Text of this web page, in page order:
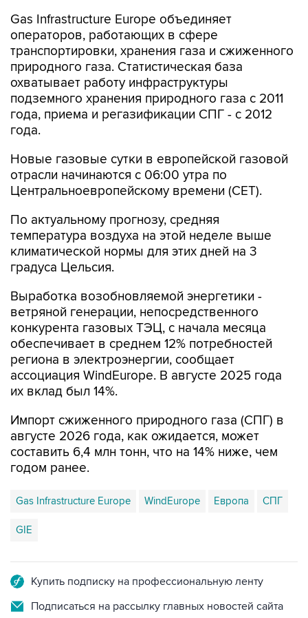
Gas Infrastructure Europe объединяет
операторов, работающих в сфере
транспортировки, хранения газа и сжиженного
природного газа. Статистическая база
охватывает работу инфраструктуры
подземного хранения природного газа с 2011
года, приема и регазификации СПГ - с 2012
года.
Новые газовые сутки в европейской газовой
отрасли начинаются c 06:00 утра по
Центральноевропейскому времени (CET).
По актуальному прогнозу, средняя
температура воздуха на этой неделе выше
климатической нормы для этих дней на 3
градуса Цельсия.
Выработка возобновляемой энергетики -
ветряной генерации, непосредственного
конкурента газовых ТЭЦ, с начала месяца
обеспечивает в среднем 12% потребностей
региона в электроэнергии, сообщает
ассоциация WindEurope. В августе 2025 года
их вклад был 14%.
Импорт сжиженного природного газа (СПГ) в
августе 2026 года, как ожидается, может
составить 6,4 млн тонн, что на 14% ниже, чем
годом ранее.
Gas Infrastructure Europe WindEurope Европа СПГ
GIE
Купить подписку на профессиональную ленту
Подписаться на рассылку главных новостей сайта